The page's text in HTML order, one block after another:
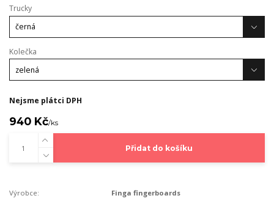
Trucky
Kolečka
Nejsme plátci DPH
940 Kč/ks
Přidat do košíku
Výrobce: Finga fingerboards